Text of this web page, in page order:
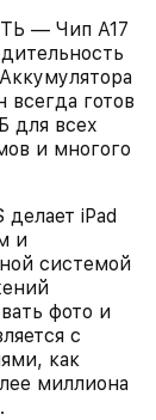
— Чип A17
всегда готов
для всех
и многого
iPad
и
системой
фото и
с
как
миллиона